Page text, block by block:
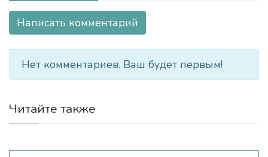
Написать комментарий
Нет комментариев. Ваш будет первым!
Читайте также